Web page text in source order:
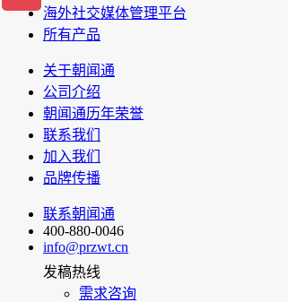
海外社交媒体管理平台
所有产品
关于朝闻通
公司介绍
朝闻通历年荣誉
联系我们
加入我们
品牌传播
联系朝闻通
400-880-0046
info@przwt.cn
发稿热线
需求咨询